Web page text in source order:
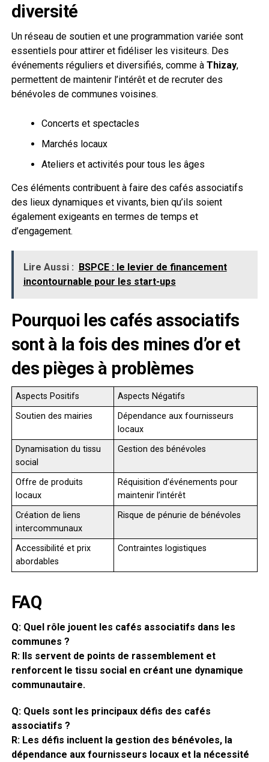
diversité
Un réseau de soutien et une programmation variée sont
essentiels pour attirer et fidéliser les visiteurs. Des
événements réguliers et diversifiés, comme à Thizay,
permettent de maintenir l’intérêt et de recruter des
bénévoles de communes voisines.
Concerts et spectacles
Marchés locaux
Ateliers et activités pour tous les âges
Ces éléments contribuent à faire des cafés associatifs
des lieux dynamiques et vivants, bien qu’ils soient
également exigeants en termes de temps et
d’engagement.
Lire Aussi : BSPCE : le levier de financement
incontournable pour les start-ups
Pourquoi les cafés associatifs
sont à la fois des mines d’or et
des pièges à problèmes
Aspects Positifs
Aspects Négatifs
Soutien des mairies
Dépendance aux fournisseurs
locaux
Dynamisation du tissu
social
Gestion des bénévoles
Offre de produits
locaux
Réquisition d’événements pour
maintenir l’intérêt
Création de liens
intercommunaux
Risque de pénurie de bénévoles
Accessibilité et prix
abordables
Contraintes logistiques
FAQ
Q: Quel rôle jouent les cafés associatifs dans les
communes ?
R: Ils servent de points de rassemblement et
renforcent le tissu social en créant une dynamique
communautaire.
Q: Quels sont les principaux défis des cafés
associatifs ?
R: Les défis incluent la gestion des bénévoles, la
dépendance aux fournisseurs locaux et la nécessité